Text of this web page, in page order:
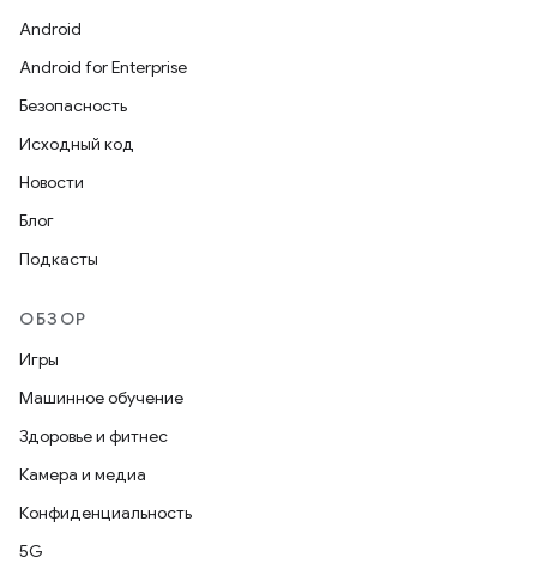
Android
Android for Enterprise
Безопасность
Исходный код
Новости
Блог
Подкасты
ОБЗОР
Игры
Машинное обучение
Здоровье и фитнес
Камера и медиа
Конфиденциальность
5G